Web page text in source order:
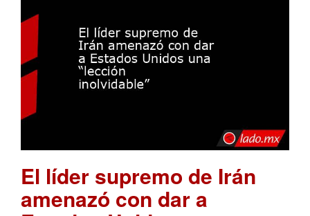
El líder supremo de Irán
amenazó con dar a